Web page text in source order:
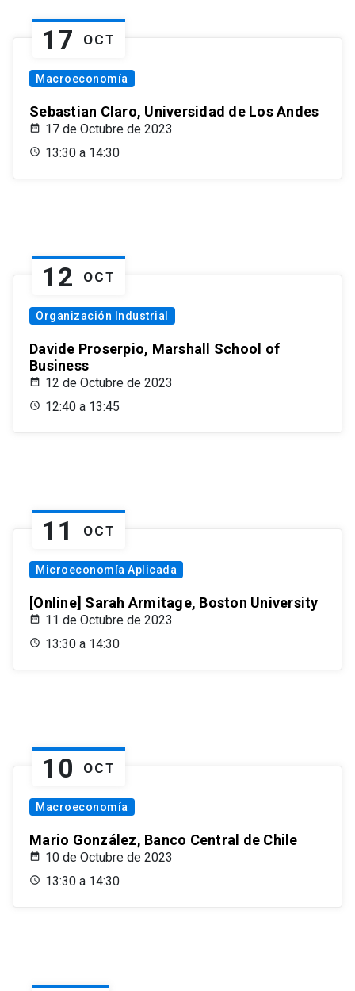
17 OCT
Macroeconomía
Sebastian Claro, Universidad de Los Andes
17 de Octubre de 2023
13:30 a 14:30
12 OCT
Organización Industrial
Davide Proserpio, Marshall School of
Business
12 de Octubre de 2023
12:40 a 13:45
11 OCT
Microeconomía Aplicada
[Online] Sarah Armitage, Boston University
11 de Octubre de 2023
13:30 a 14:30
10 OCT
Macroeconomía
Mario González, Banco Central de Chile
10 de Octubre de 2023
13:30 a 14:30